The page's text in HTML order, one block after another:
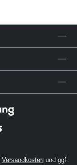
Versandkostenund ggf.